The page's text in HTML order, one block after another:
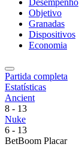
Desempenho
Objetivo
Granadas
Dispositivos
Economia
Partida completa
Estatísticas
Ancient
8 - 13
Nuke
6 - 13
BetBoom Placar